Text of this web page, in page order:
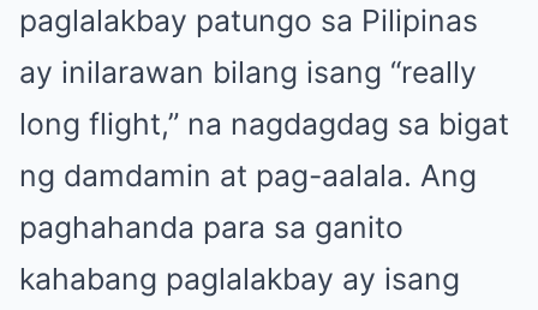
paglalakbay patungo sa Pilipinas
ay inilarawan bilang isang “really
long flight,” na nagdagdag sa bigat
ng damdamin at pag-aalala. Ang
paghahanda para sa ganito
kahabang paglalakbay ay isang